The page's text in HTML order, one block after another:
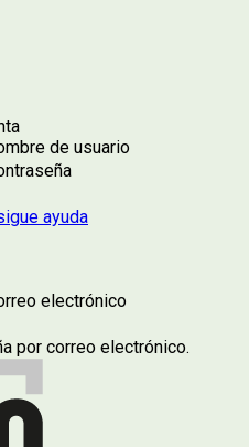
de usuario
ayuda
electrónico
por correo electrónico.